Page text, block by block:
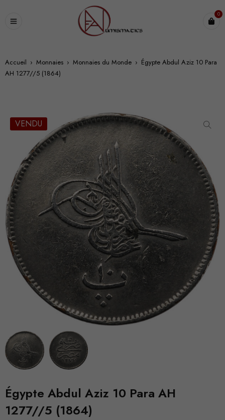
0
Accueil › Monnaies › Monnaies du Monde › Égypte Abdul Aziz 10 Para
AH 1277//5 (1864)
VENDU
Égypte Abdul Aziz 10 Para AH
1277//5 (1864)